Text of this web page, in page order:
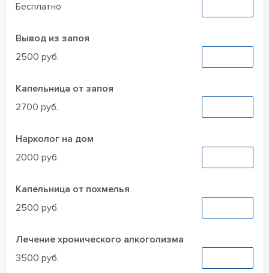
Бесплатно
Вывод из запоя
2500 руб.
Капельница от запоя
2700 руб.
Нарколог на дом
2000 руб.
Капельница от похмелья
2500 руб.
Лечение хронического алкоголизма
3500 руб.